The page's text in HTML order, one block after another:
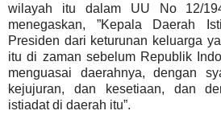
wilayah itu dalam UU No 12/
menegaskan, ”Kepala Daerah
Presiden dari keturunan keluarga
itu di zaman sebelum Republik
menguasai daerahnya, dengan
kejujuran, dan kesetiaan, dan
istiadat di daerah itu”.